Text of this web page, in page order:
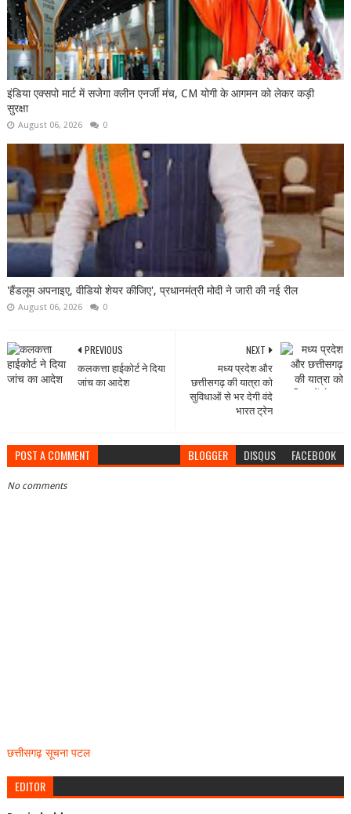
इंडिया एक्सपो मार्ट में सजेगा क्लीन एनर्जी मंच, CM योगी के आगमन को लेकर कड़ी
सुरक्षा
August 06, 2026 0
'हैंडलूम अपनाइए, वीडियो शेयर कीजिए', प्रधानमंत्री मोदी ने जारी की नई रील
August 06, 2026 0
NEXT
मध्य प्रदेश और
छत्तीसगढ़ की यात्रा को
सुविधाओं से भर देगी वंदे
भारत ट्रेन
PREVIOUS
कलकत्ता हाईकोर्ट ने दिया
जांच का आदेश
POST A COMMENT BLOGGER DISQUS FACEBOOK
No comments
छत्तीसगढ़ सूचना पटल
EDITOR